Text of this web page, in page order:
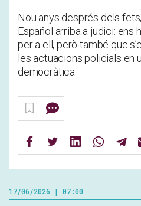
Nou anys després dels
Español arriba a judici: ens
per a ell, però també que
les actuacions policials en
democràtica
17/06/2026 | 07:00